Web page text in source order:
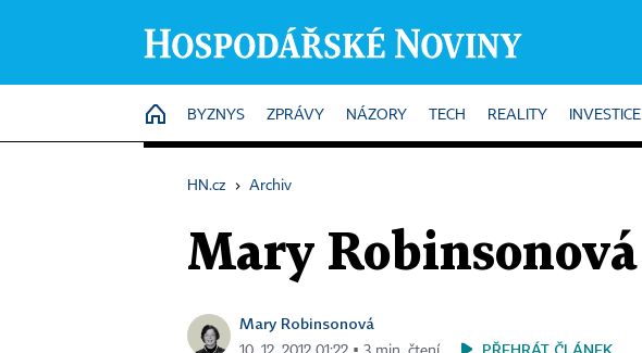
HOME
BYZNYS ZPRÁVY NÁZORY TECH REALITY INVESTICE
HN.cz › Archiv
Mary Robinsonová
Mary Robinsonová
PŘEHRÁT ČLÁNEK